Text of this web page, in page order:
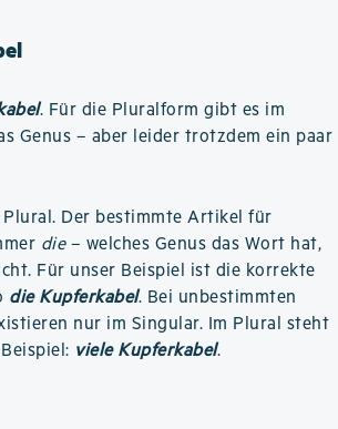
. Für die Pluralform gibt es im
Genus – aber leider trotzdem ein paar
Der bestimmte Artikel für
die– welches Genus das Wort hat,
Für unser Beispiel ist die korrekte
die Kupferkabel. Bei unbestimmten
nur im Singular. Im Plural steht
viele Kupferkabel.